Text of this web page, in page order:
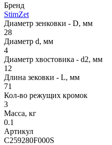
Бренд
StimZet
Диаметр зенковки - D, мм
28
Диаметр d, мм
4
Диаметр хвостовика - d2, мм
12
Длина зековки - L, мм
71
Кол-во режущих кромок
3
Масса, кг
0.1
Артикул
C259280F000S